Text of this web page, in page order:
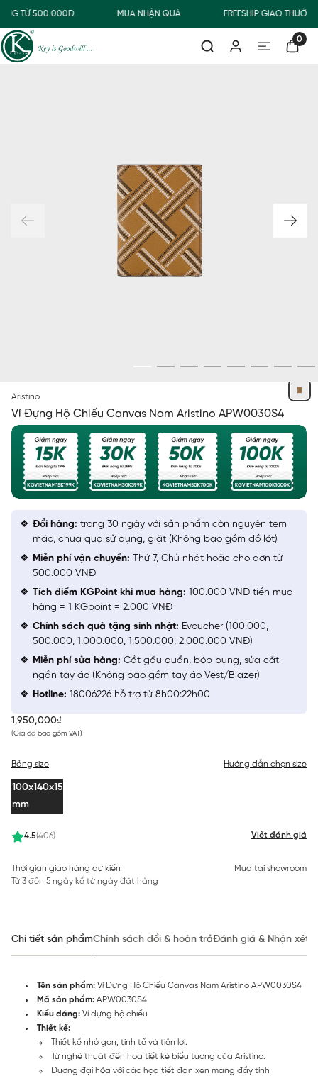
TỪ 500.000Đ MUA NHẬN QUÀ FREESHIP GIAO
0
Aristino
Ví Đựng Hộ Chiếu Canvas Nam Aristino APW0030S4
1,950,000₫
(Giá đã bao gồm VAT)
4.5(406) Viết đánh giá
Bảng size Hướng dẫn chọn size
100x140x15
mm
Thời gian giao hàng dự kiến
Từ 3 đến 5 ngày kể từ ngày đặt hàng
Mua tại showroom
Đổi hàng: trong 30 ngày với sản phẩm còn nguyên tem
mác, chưa qua sử dụng, giặt (Không bao gồm đồ lót)
Miễn phí vận chuyển: Thứ 7, Chủ nhật hoặc cho đơn từ
500.000 VNĐ
Tích điểm KGPoint khi mua hàng: 100.000 VNĐ tiền mua
hàng = 1 KGpoint = 2.000 VNĐ
Chính sách quà tặng sinh nhật: Evoucher (100.000,
500.000, 1.000.000, 1.500.000, 2.000.000 VNĐ)
Miễn phí sửa hàng: Cắt gấu quần, bóp bụng, sửa cắt
ngắn tay áo (Không bao gồm tay áo Vest/Blazer)
Hotline: 18006226 hỗ trợ từ 8h00:22h00
Chi tiết sản phẩmChính sách đổi & hoàn trảĐánh giá & Nhận xét
Tên sản phẩm: Ví Đựng Hộ Chiếu Canvas Nam Aristino APW0030S4
Mã sản phẩm: APW0030S4
Kiểu dáng: Ví đựng hộ chiếu
Thiết kế:
Thiết kế nhỏ gọn, tinh tế và tiện lợi.
Từ nghệ thuật đến họa tiết kẻ biểu tượng của Aristino.
Đương đại hóa với các họa tiết đan xen mang đầy tính